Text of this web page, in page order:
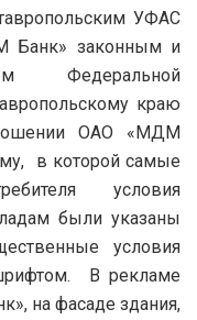
УФАС
Банк» законным и
Федеральной
краю
ОАО «МДМ
в которой самые
условия
были указаны
условия
В рекламе
на фасаде здания,